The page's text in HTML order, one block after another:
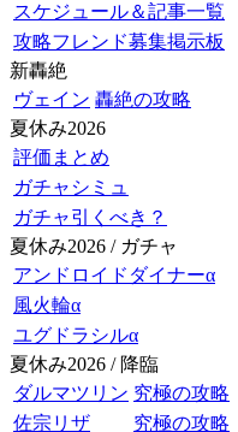
スケジュール＆記事一覧
攻略フレンド募集掲示板
新轟絶
ヴェイン 轟絶の攻略
夏休み2026
評価まとめ
ガチャシミュ
ガチャ引くべき？
夏休み2026 / ガチャ
アンドロイドダイナーα
風火輪α
ユグドラシルα
夏休み2026 / 降臨
ダルマツリン 究極の攻略
佐宗リザ
究極の攻略